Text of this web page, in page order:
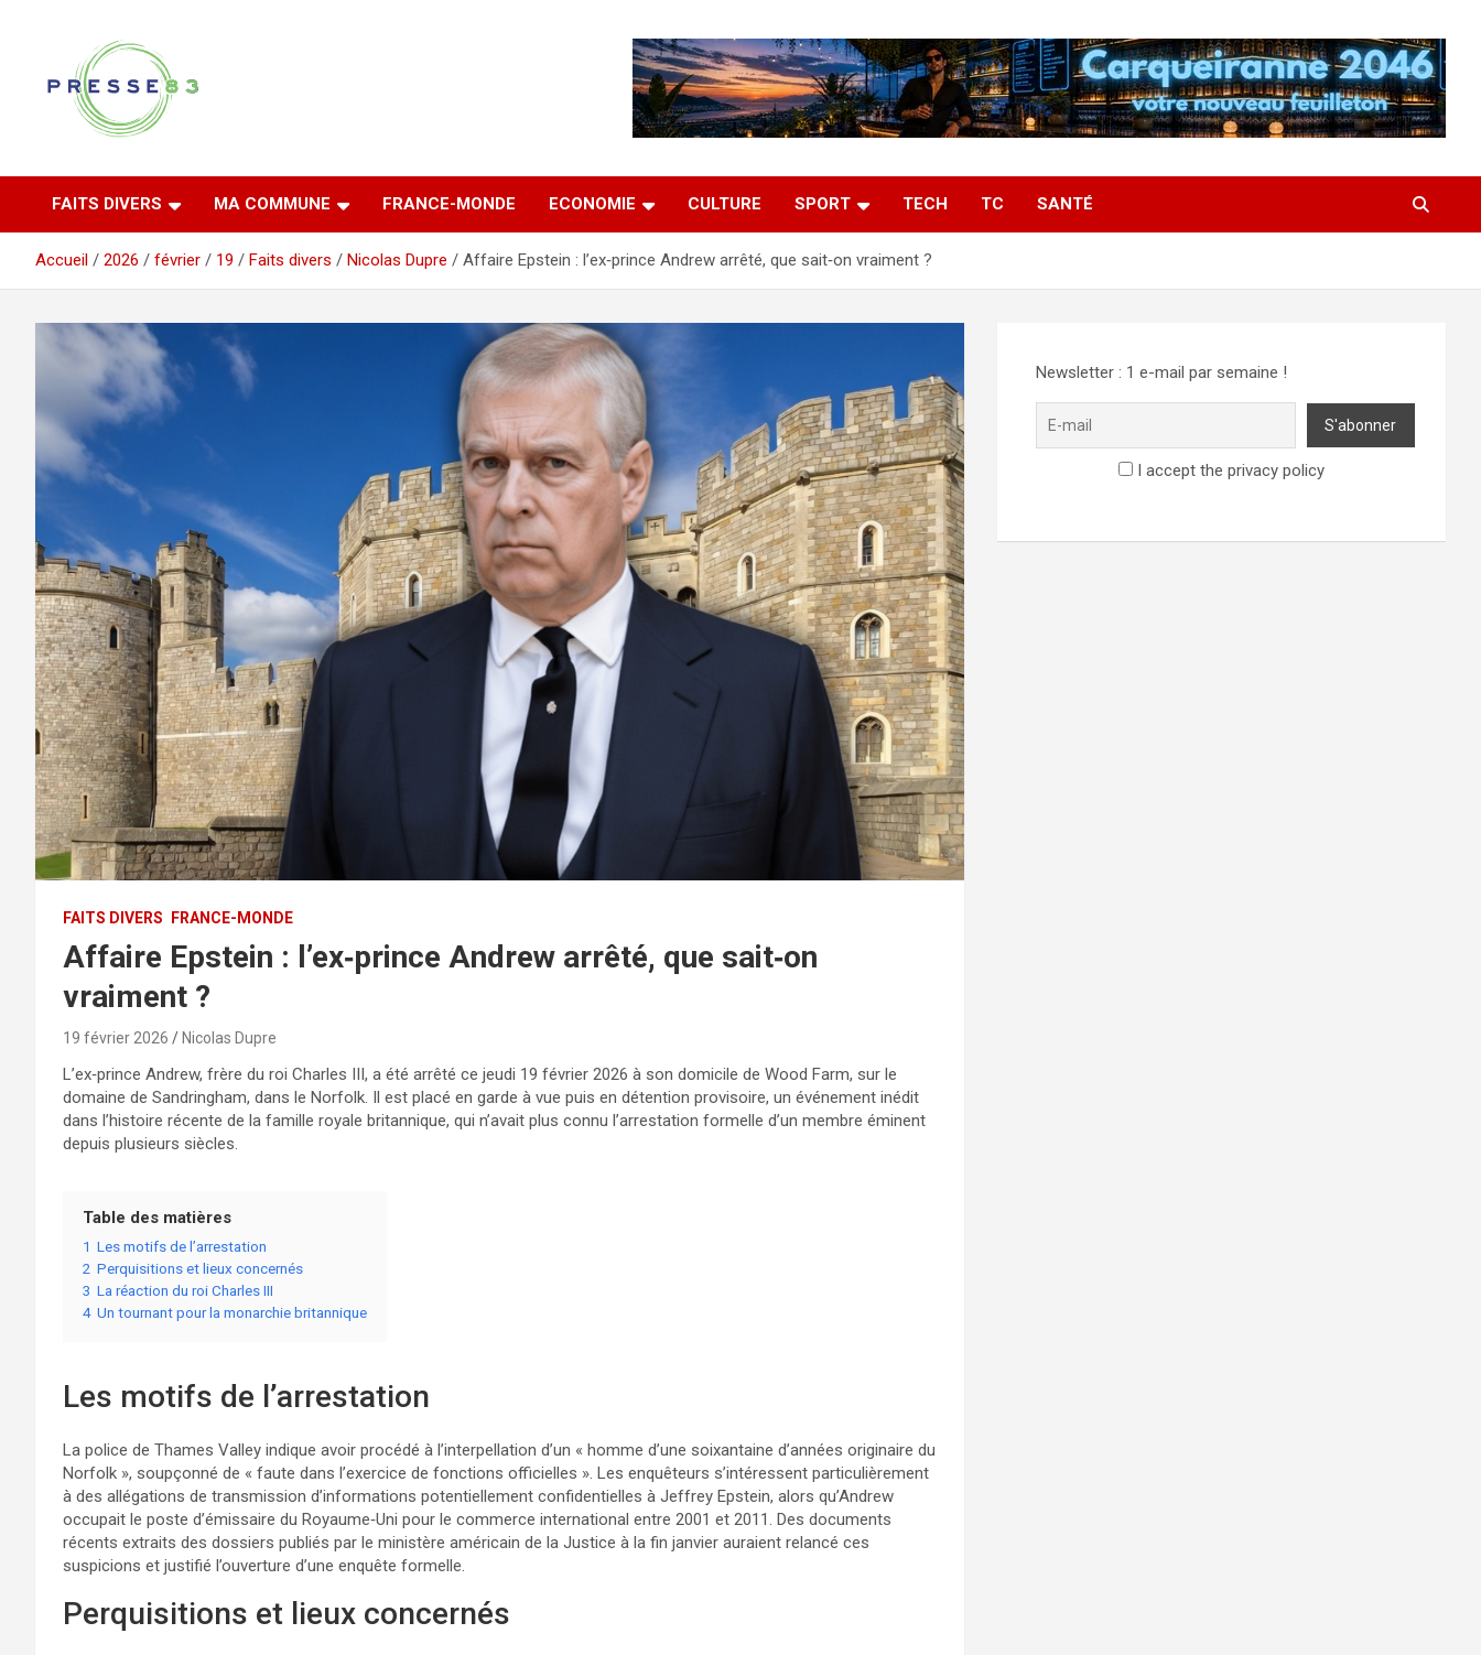
Presse 83
FAITS DIVERS MA COMMUNE FRANCE-MONDE ECONOMIE CULTURE SPORT TECH TC SANTÉ
Accueil 2026 février 19 Faits divers Nicolas Dupre Affaire Epstein : l’ex‑prince Andrew arrêté, que sait‑on vraiment ?
FAITS DIVERS FRANCE-MONDE
Affaire Epstein : l’ex‑prince Andrew arrêté, que sait‑on
vraiment ?
19 février 2026 Nicolas Dupre
L’ex‑prince Andrew, frère du roi Charles III, a été arrêté ce jeudi 19 février 2026 à son domicile de Wood Farm, sur le
domaine de Sandringham, dans le Norfolk. Il est placé en garde à vue puis en détention provisoire, un événement inédit
dans l’histoire récente de la famille royale britannique, qui n’avait plus connu l’arrestation formelle d’un membre éminent
depuis plusieurs siècles.
Table des matières
1 Les motifs de l’arrestation
2 Perquisitions et lieux concernés
3 La réaction du roi Charles III
4 Un tournant pour la monarchie britannique
Les motifs de l’arrestation
La police de Thames Valley indique avoir procédé à l’interpellation d’un « homme d’une soixantaine d’années originaire du
Norfolk », soupçonné de « faute dans l’exercice de fonctions officielles ». Les enquêteurs s’intéressent particulièrement
à des allégations de transmission d’informations potentiellement confidentielles à Jeffrey Epstein, alors qu’Andrew
occupait le poste d’émissaire du Royaume‑Uni pour le commerce international entre 2001 et 2011. Des documents
récents extraits des dossiers publiés par le ministère américain de la Justice à la fin janvier auraient relancé ces
suspicions et justifié l’ouverture d’une enquête formelle.
Perquisitions et lieux concernés
Newsletter : 1 e-mail par semaine !
I accept the privacy policy